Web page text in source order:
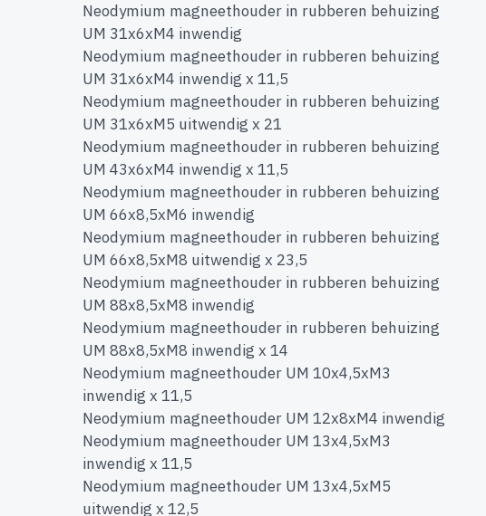
Neodymium magneethouder in rubberen behuizing
UM 31x6xM4 inwendig
Neodymium magneethouder in rubberen behuizing
UM 31x6xM4 inwendig x 11,5
Neodymium magneethouder in rubberen behuizing
UM 31x6xM5 uitwendig x 21
Neodymium magneethouder in rubberen behuizing
UM 43x6xM4 inwendig x 11,5
Neodymium magneethouder in rubberen behuizing
UM 66x8,5xM6 inwendig
Neodymium magneethouder in rubberen behuizing
UM 66x8,5xM8 uitwendig x 23,5
Neodymium magneethouder in rubberen behuizing
UM 88x8,5xM8 inwendig
Neodymium magneethouder in rubberen behuizing
UM 88x8,5xM8 inwendig x 14
Neodymium magneethouder UM 10x4,5xM3
inwendig x 11,5
Neodymium magneethouder UM 12x8xM4 inwendig
Neodymium magneethouder UM 13x4,5xM3
inwendig x 11,5
Neodymium magneethouder UM 13x4,5xM5
uitwendig x 12,5